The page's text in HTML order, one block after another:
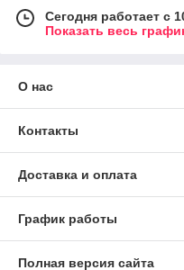
Сегодня работает с
Показать весь
О нас
Контакты
Доставка и оплата
График работы
Полная версия сайта